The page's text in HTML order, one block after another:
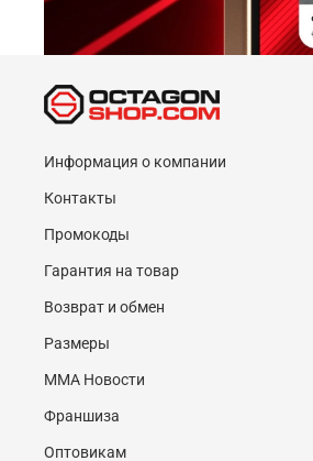
Информация о компании
Контакты
Промокоды
Гарантия на товар
Возврат и обмен
Размеры
MMA Новости
Франшиза
Оптовикам